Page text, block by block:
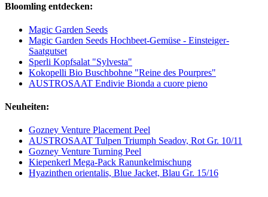
Bloomling entdecken:
Magic Garden Seeds
Magic Garden Seeds Hochbeet-Gemüse - Einsteiger-
Saatgutset
Sperli Kopfsalat "Sylvesta"
Kokopelli Bio Buschbohne "Reine des Pourpres"
AUSTROSAAT Endivie Bionda a cuore pieno
Neuheiten:
Gozney Venture Placement Peel
AUSTROSAAT Tulpen Triumph Seadov, Rot Gr. 10/11
Gozney Venture Turning Peel
Kiepenkerl Mega-Pack Ranunkelmischung
Hyazinthen orientalis, Blue Jacket, Blau Gr. 15/16